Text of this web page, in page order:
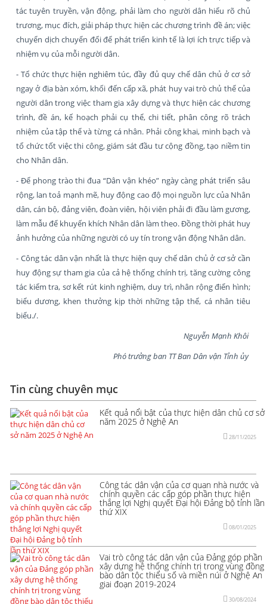
tác tuyên truyền, vận động, phải làm cho người dân hiểu rõ chủ
trương, mục đích, giải pháp thực hiện các chương trình đề án; việc
chuyển dịch chuyển đổi để phát triển kinh tế là lợi ích trực tiếp và
nhiệm vụ của mỗi người dân.
- Tổ chức thực hiện nghiêm túc, đầy đủ quy chế dân chủ ở cơ sở
ngay ở địa bàn xóm, khối đến cấp xã, phát huy vai trò chủ thể của
người dân trong việc tham gia xây dựng và thực hiện các chương
trình, đề án, kế hoạch phải cụ thể, chi tiết, phân công rõ trách
nhiệm của tập thể và từng cá nhân. Phải công khai, minh bạch và
tổ chức tốt việc thi công, giám sát đầu tư cộng đồng, tạo niềm tin
cho Nhân dân.
- Để phong trào thi đua “Dân vận khéo” ngày càng phát triển sâu
rộng, lan toả mạnh mẽ, huy động cao độ mọi nguồn lực của Nhân
dân, cán bộ, đảng viên, đoàn viên, hội viên phải đi đầu làm gương,
làm mẫu để khuyến khích Nhân dân làm theo. Đồng thời phát huy
ảnh hưởng của những người có uy tín trong vận động Nhân dân.
- Công tác dân vận nhất là thực hiện quy chế dân chủ ở cơ sở cần
huy động sự tham gia của cả hệ thống chính trị, tăng cường công
tác kiểm tra, sơ kết rút kinh nghiệm, duy trì, nhân rộng điển hình;
biểu dương, khen thưởng kịp thời những tập thể, cá nhân tiêu
biểu./.
Nguyễn Mạnh Khôi
Phó trưởng ban TT Ban Dân vận Tỉnh ủy
Tin cùng chuyên mục
Kết quả nổi bật của thực hiện dân chủ cơ sở
năm 2025 ở Nghệ An
28/11/2025
Công tác dân vận của cơ quan nhà nước và
chính quyền các cấp góp phần thực hiện
thắng lợi Nghị quyết Đại hội Đảng bộ tỉnh lần
thứ XIX
08/01/2025
Vai trò công tác dân vận của Đảng góp phần
xây dựng hệ thống chính trị trong vùng đồng
bào dân tộc thiểu số và miền núi ở Nghệ An
giai đoạn 2019-2024
30/08/2024